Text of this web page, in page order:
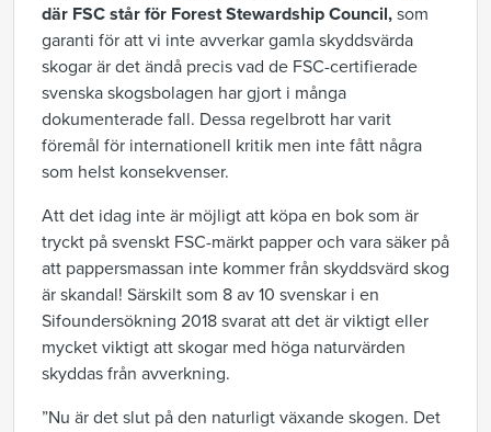
där FSC står för Forest Stewardship Council, som
garanti för att vi inte avverkar gamla skyddsvärda
skogar är det ändå precis vad de FSC-certifierade
svenska skogsbolagen har gjort i många
dokumenterade fall. Dessa regelbrott har varit
föremål för internationell kritik men inte fått några
som helst konsekvenser.
Att det idag inte är möjligt att köpa en bok som är
tryckt på svenskt FSC-märkt papper och vara säker på
att pappersmassan inte kommer från skyddsvärd skog
är skandal! Särskilt som 8 av 10 svenskar i en
Sifoundersökning 2018 svarat att det är viktigt eller
mycket viktigt att skogar med höga naturvärden
skyddas från avverkning.
”Nu är det slut på den naturligt växande skogen. Det